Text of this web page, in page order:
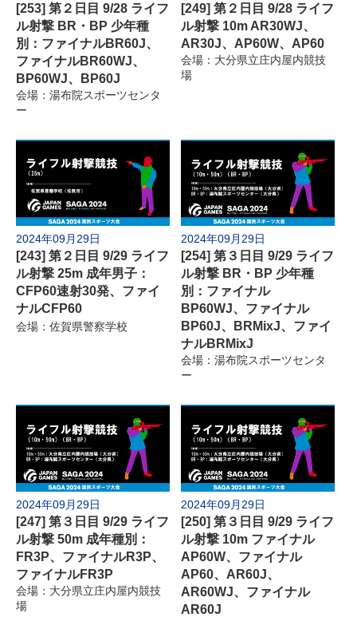
[253] 第２日目 9/28 ライフ
ル射撃 BR・BP 少年種
別：ファイナルBR60J、
ファイナルBR60WJ、
BP60WJ、BP60J
会場：湯布院スポーツセンタ
ー
[249] 第２日目 9/28 ライフ
ル射撃 10m AR30WJ、
AR30J、AP60W、AP60
会場：大分県立庄内屋内競技
場
2024年09月29日
[243] 第２日目 9/29 ライフ
ル射撃 25m 成年男子：
CFP60速射30発、ファイ
ナルCFP60
会場：佐賀県警察学校
2024年09月29日
[254] 第３日目 9/29 ライフ
ル射撃 BR・BP 少年種
別：ファイナル
BP60WJ、ファイナル
BP60J、BRMixJ、ファイ
ナルBRMixJ
会場：湯布院スポーツセンタ
ー
2024年09月29日
[247] 第３日目 9/29 ライフ
ル射撃 50m 成年種別：
FR3P、ファイナルR3P、
ファイナルFR3P
会場：大分県立庄内屋内競技
場
2024年09月29日
[250] 第３日目 9/29 ライフ
ル射撃 10m ファイナル
AP60W、ファイナル
AP60、AR60J、
AR60WJ、ファイナル
AR60J